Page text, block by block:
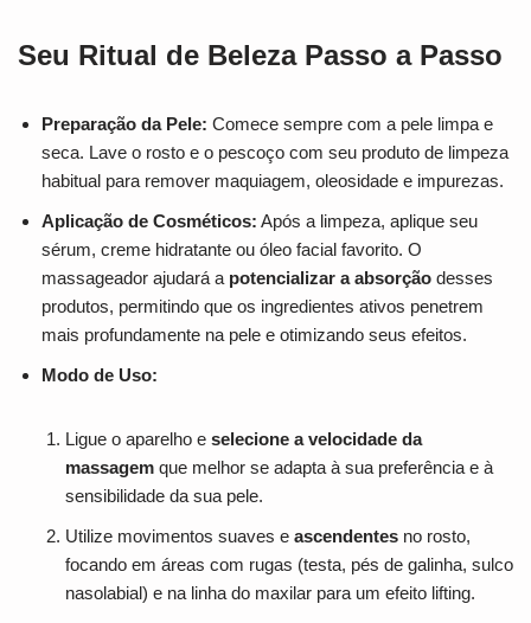
Seu Ritual de Beleza Passo a Passo
Preparação da Pele: Comece sempre com a pele limpa e
seca. Lave o rosto e o pescoço com seu produto de limpeza
habitual para remover maquiagem, oleosidade e impurezas.
Aplicação de Cosméticos: Após a limpeza, aplique seu
sérum, creme hidratante ou óleo facial favorito. O
massageador ajudará a potencializar a absorção desses
produtos, permitindo que os ingredientes ativos penetrem
mais profundamente na pele e otimizando seus efeitos.
Modo de Uso:
Ligue o aparelho e selecione a velocidade da
massagem que melhor se adapta à sua preferência e à
sensibilidade da sua pele.
Utilize movimentos suaves e ascendentes no rosto,
focando em áreas com rugas (testa, pés de galinha, sulco
nasolabial) e na linha do maxilar para um efeito lifting.